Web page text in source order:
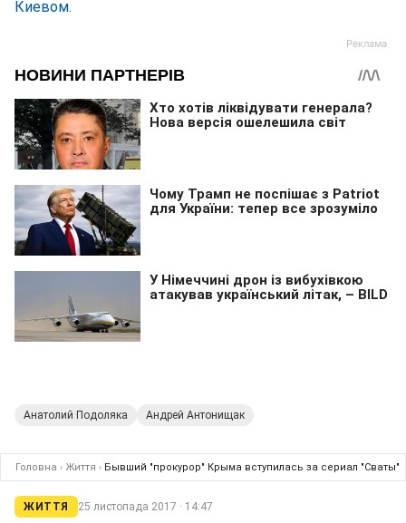
Киевом.
Анатолий Подоляка Андрей Антонищак
Головна › Життя › Бывший "прокурор" Крыма вступилась за сериал "Сваты"
ЖИТТЯ 25 листопада 2017 · 14:47